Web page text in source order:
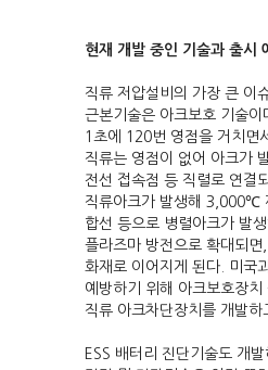
현재 개발 중인 기술과 출시
직류 저압설비의 가장 큰 이
근본기술은 아크보호 기술이
1초에 120번 영점을 거치면
직류는 영점이 없어 아크가
전선 접속점 등 직렬로 연결
직류아크가 발생해 3,000℃
합선 등으로 병렬아크가 발
플라즈마 방전으로 확대되
화재로 이어지게 된다. 미국
예방하기 위해 아크보호장
직류 아크차단장치를 개발하
ESS 배터리 진단기술도 개